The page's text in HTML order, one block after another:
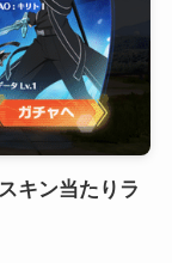
キン当たりラ